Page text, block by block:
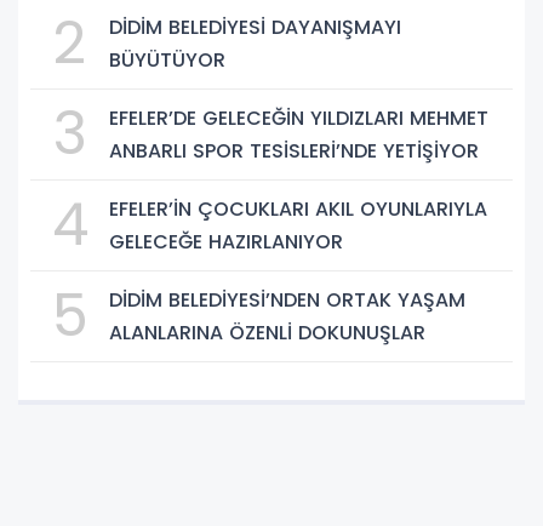
2
DİDİM BELEDİYESİ DAYANIŞMAYI
BÜYÜTÜYOR
3
EFELER’DE GELECEĞİN YILDIZLARI MEHMET
ANBARLI SPOR TESİSLERİ’NDE YETİŞİYOR
4
EFELER’İN ÇOCUKLARI AKIL OYUNLARIYLA
GELECEĞE HAZIRLANIYOR
5
DİDİM BELEDİYESİ’NDEN ORTAK YAŞAM
ALANLARINA ÖZENLİ DOKUNUŞLAR